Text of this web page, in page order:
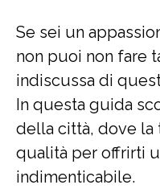
Se sei un
non puoi non fare
indiscussa di
In questa guida
della città, dove la
qualità per offrirti
indimenticabile.